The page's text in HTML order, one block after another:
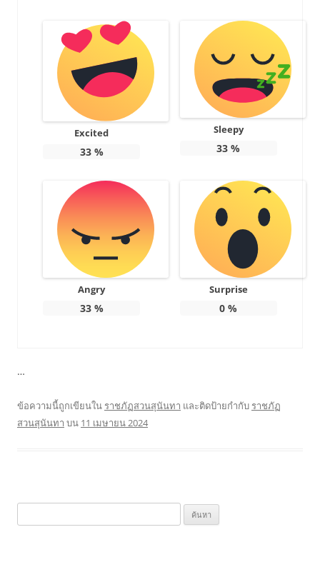
Excited
33%
Sleepy
33 %
Angry
33%
Surprise
0 %
…
ข้อความนี้ถูกเขียนใน ราชภัฏสวนสุนันทา และติดป้ายกำกับ ราชภัฏ
สวนสุนันทา บน 11 เมษายน 2024
สำหรับ: